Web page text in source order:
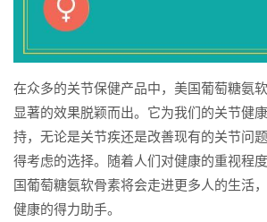
在众多的关节保健产品中，美国葡萄糖氨
显著的效果脱颖而出。它为我们的关节健
持，无论是关节疾还是改善现有的关节问
得考虑的选择。随着人们对健康的重视程
国葡萄糖氨软骨素将会走进更多人的生活
健康的得力助手。